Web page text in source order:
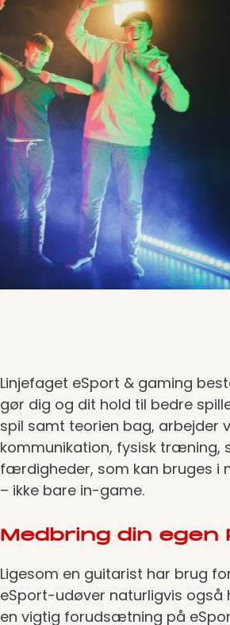
Linjefaget eSport & gaming
gør dig og dit hold til bedre
spil samt teorien bag, arbejder
kommunikation, fysisk træning,
færdigheder, som kan bruges
– ikke bare in-game.
Medbring din egen
Ligesom en guitarist har brug
eSport-udøver naturligvis også
en vigtig forudsætning på